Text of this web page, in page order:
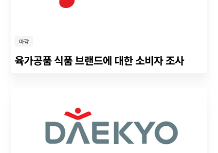
마감
육가공품 식품 브랜드에 대한 소비자 조사